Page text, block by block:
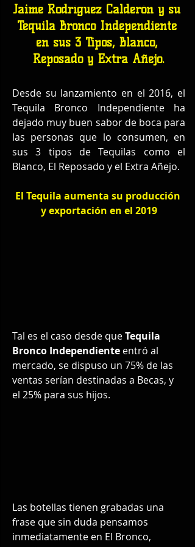
Jaime Rodríguez Calderón y su
Tequila Bronco Independiente
en sus 3 Tipos, Blanco,
Reposado y Extra Añejo.
Desde su lanzamiento en el 2016, el
Tequila Bronco Independiente ha
dejado muy buen sabor de boca para
las personas que lo consumen, en
sus 3 tipos de Tequilas como el
Blanco, El Reposado y el Extra Añejo.
El Tequila aumenta su producción
y exportación en el 2019
Tal es el caso desde que Tequila
Bronco Independiente entró al
mercado, se dispuso un 75% de las
ventas serían destinadas a Becas, y
el 25% para sus hijos.
Las botellas tienen grabadas una
frase que sin duda pensamos
inmediatamente en El Bronco,